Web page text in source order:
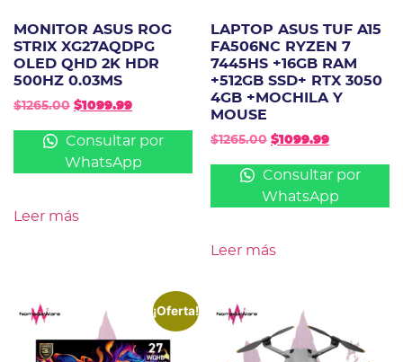
MONITOR ASUS ROG
STRIX XG27AQDPG
OLED QHD 2K HDR
500HZ 0.03MS
$1265.00 $1099.99
Consultar por
WhatsApp
Leer más
LAPTOP ASUS TUF A15
FA506NC RYZEN 7
7445HS +16GB RAM
+512GB SSD+ RTX 3050
4GB +MOCHILA Y
MOUSE
$1265.00 $1099.99
Consultar por
WhatsApp
Leer más
¡Oferta!